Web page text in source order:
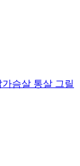
슴살 통살 그릴